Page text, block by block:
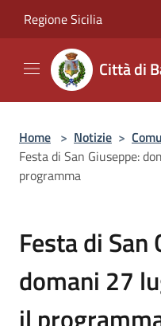
Regione Sicilia
Città di
Home > Notizie >
Festa di San Giuseppe:
programma
Festa di San
domani 27